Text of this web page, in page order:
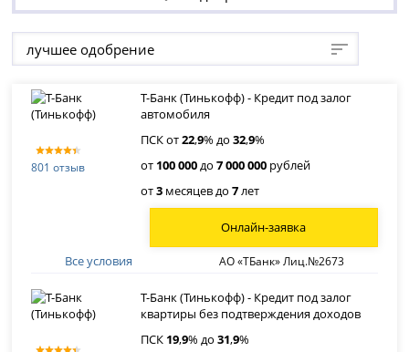
до 69.53% годовых. Безопасное оформление через
официальные сайты банков Нижнекамска — выберите
подходящий вариант без справок и подайте заявку
лучшее одобрение
801 отзыв
Т-Банк (Тинькофф) - Кредит под залог
автомобиля
ПСК от22,9% до32,9%
от 100 000до7 000 000 рублей
от3 месяцев до7лет
Все условия АО «ТБанк» Лиц.№2673
Онлайн-заявка
Т-Банк (Тинькофф) - Кредит под залог
квартиры без подтверждения доходов
ПСК 19,9% до31,9%